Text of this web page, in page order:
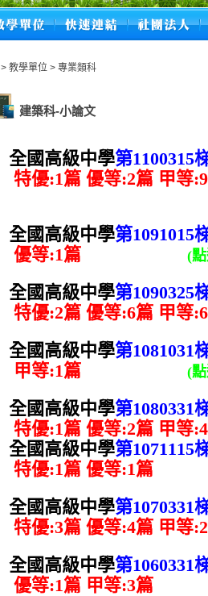
> 教學單位 > 專業類科
建築科-小論文
全國高級中學第1100315
特優:1篇 優等:2篇 甲等:9
全國高級中學第1091015
優等:1篇
(
全國高級中學第1090325
特優:2篇 優等:6篇 甲等:6
全國高級中學第1081031
甲等:1篇
(
全國高級中學第1080331
特優:1篇 優等:2篇 甲等:4
全國高級中學第1071115
特優:1篇 優等:1篇
全國高級中學第1070331
特優:3篇 優等:4篇 甲等:2
全國高級中學第1060331
優等:1篇 甲等:3篇